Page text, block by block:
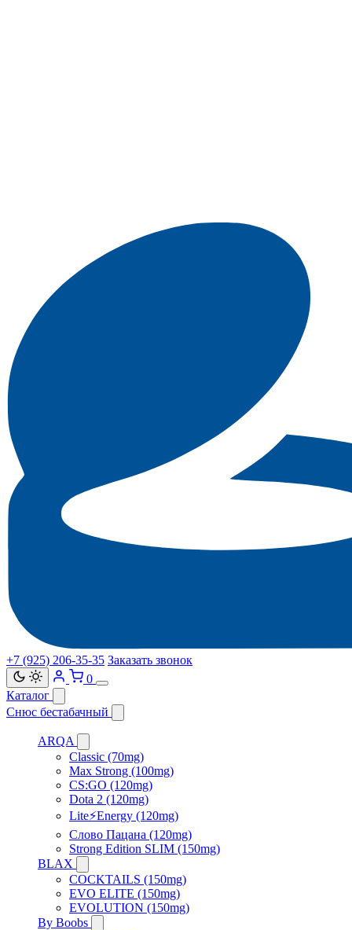
+7 (925) 206‑35‑35 Заказать звонок
0
Каталог
Снюс бестабачный
ARQA
Classic (70mg)
Max Strong (100mg)
CS:GO (120mg)
Dota 2 (120mg)
Lite⚡Energy (120mg)
Слово Пацана (120mg)
Strong Edition SLIM (150mg)
BLAX
COCKTAILS (150mg)
EVO ELITE (150mg)
EVOLUTION (150mg)
By Boobs